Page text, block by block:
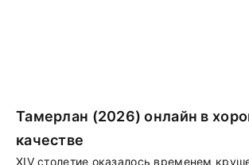
Тамерлан (2026) онлайн в
качестве
XIV столетие оказалось временем